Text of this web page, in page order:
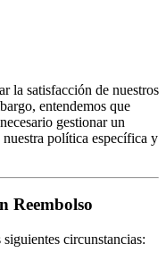
la satisfacción de nuestros
entendemos que
gestionar un
política específica y
Reembolso
circunstancias: